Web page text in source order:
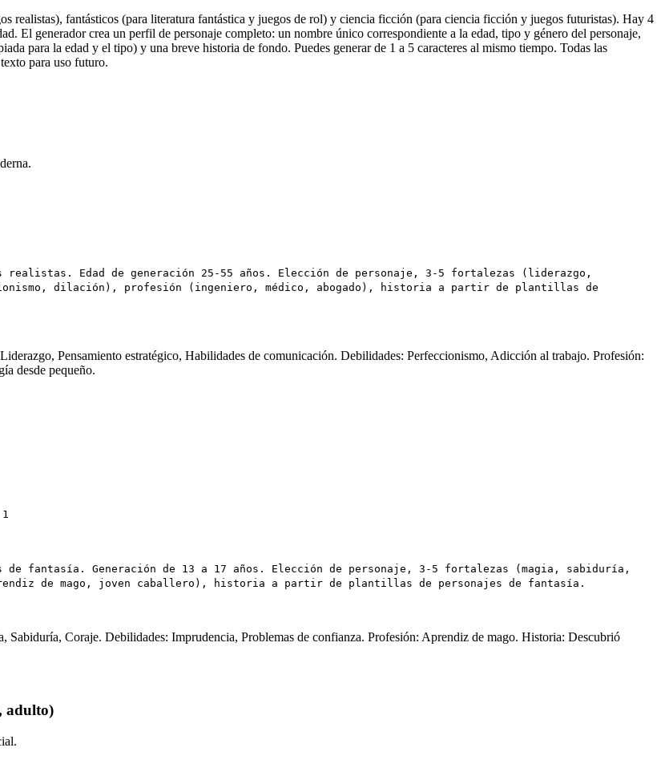
realistas), fantásticos (para literatura fantástica y juegos de rol) y ciencia ficción (para ciencia ficción y juegos futuristas). Hay 4
El generador crea un perfil de personaje completo: un nombre único correspondiente a la edad, tipo y género del personaje,
para la edad y el tipo) y una breve historia de fondo. Puedes generar de 1 a 5 caracteres al mismo tiempo. Todas las
para uso futuro.
realistas. Edad de generación 25-55 años. Elección de personaje, 3-5 fortalezas (liderazgo,
dilación), profesión (ingeniero, médico, abogado), historia a partir de plantillas de
Pensamiento estratégico, Habilidades de comunicación. Debilidades: Perfeccionismo, Adicción al trabajo. Profesión:
desde pequeño.
de fantasía. Generación de 13 a 17 años. Elección de personaje, 3-5 fortalezas (magia, sabiduría,
de mago, joven caballero), historia a partir de plantillas de personajes de fantasía.
Sabiduría, Coraje. Debilidades: Imprudencia, Problemas de confianza. Profesión: Aprendiz de mago. Historia: Descubrió
adulto)